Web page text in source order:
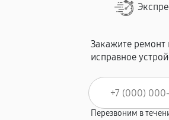
Закажите
исправное
Перезвоним в